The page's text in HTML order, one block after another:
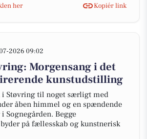
her
Kopiér link
2026 09:02
Morgensang i det
kunstudstilling
i Støvring til noget særligt med
åben himmel og en spændende
Sognegården. Begge
på fællesskab og kunstnerisk